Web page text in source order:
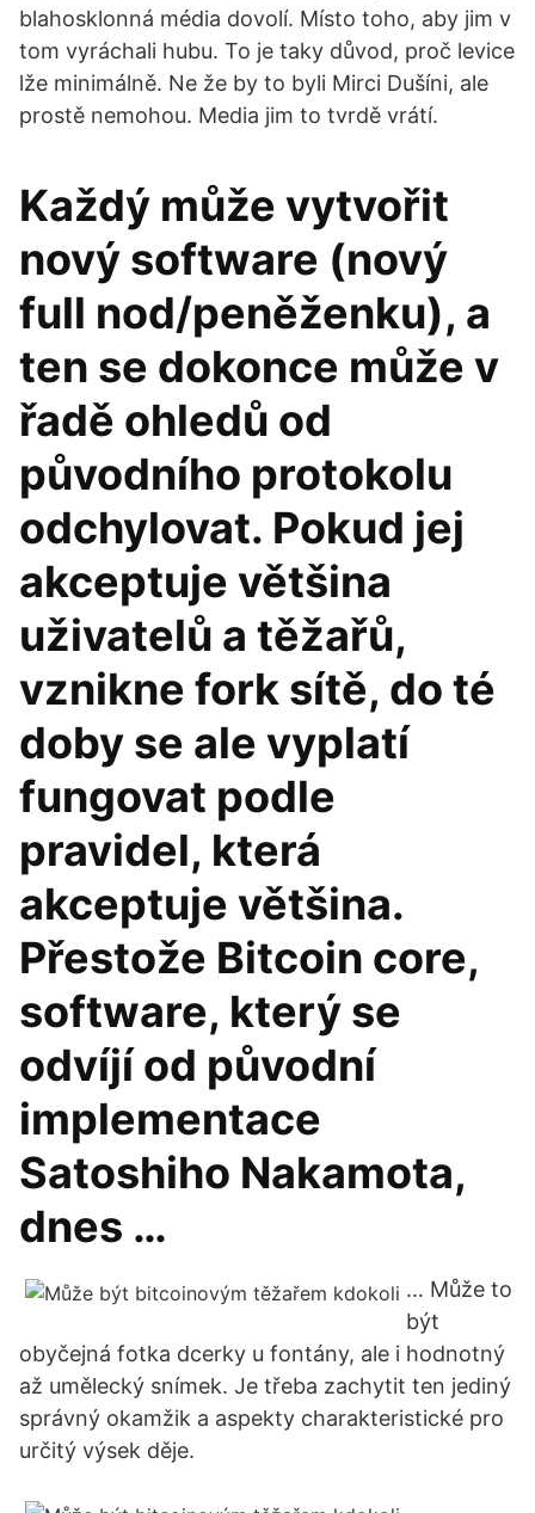
blahosklonná média dovolí. Místo toho, aby jim v
tom vyráchali hubu. To je taky důvod, proč levice
lže minimálně. Ne že by to byli Mirci Dušíni, ale
prostě nemohou. Media jim to tvrdě vrátí.
Každý může vytvořit
nový software (nový
full nod/peněženku), a
ten se dokonce může v
řadě ohledů od
původního protokolu
odchylovat. Pokud jej
akceptuje většina
uživatelů a těžařů,
vznikne fork sítě, do té
doby se ale vyplatí
fungovat podle
pravidel, která
akceptuje většina.
Přestože Bitcoin core,
software, který se
odvíjí od původní
implementace
Satoshiho Nakamota,
dnes …
… Může to
být
obyčejná fotka dcerky u fontány, ale i hodnotný
až umělecký snímek. Je třeba zachytit ten jediný
správný okamžik a aspekty charakteristické pro
určitý výsek děje.